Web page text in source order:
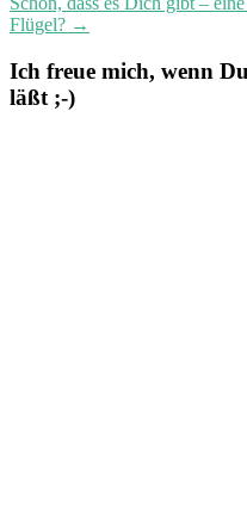
Flügel? →
Ich freue mich, wenn
läßt ;-)